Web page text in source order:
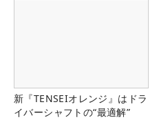
新『TENSEIオレンジ』はドラ
イバーシャフトの“最適解”